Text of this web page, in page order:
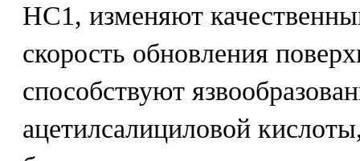
НС1, изменяют
скорость обновления
способствуют
ацетилсалициловой